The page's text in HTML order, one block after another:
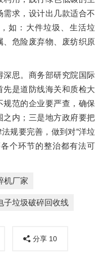
求，设计出几款适合不
如：大件垃圾、生活垃
危险废弃物、废纺织原
思。商务部研究院国际
是道防线海关和质检大
范的企业要严查，确保
之内；三是地方政府要把
规要完善，做到对“洋垃
个环节的整治都有法可
机厂家
子垃圾破碎回收线
分享 10